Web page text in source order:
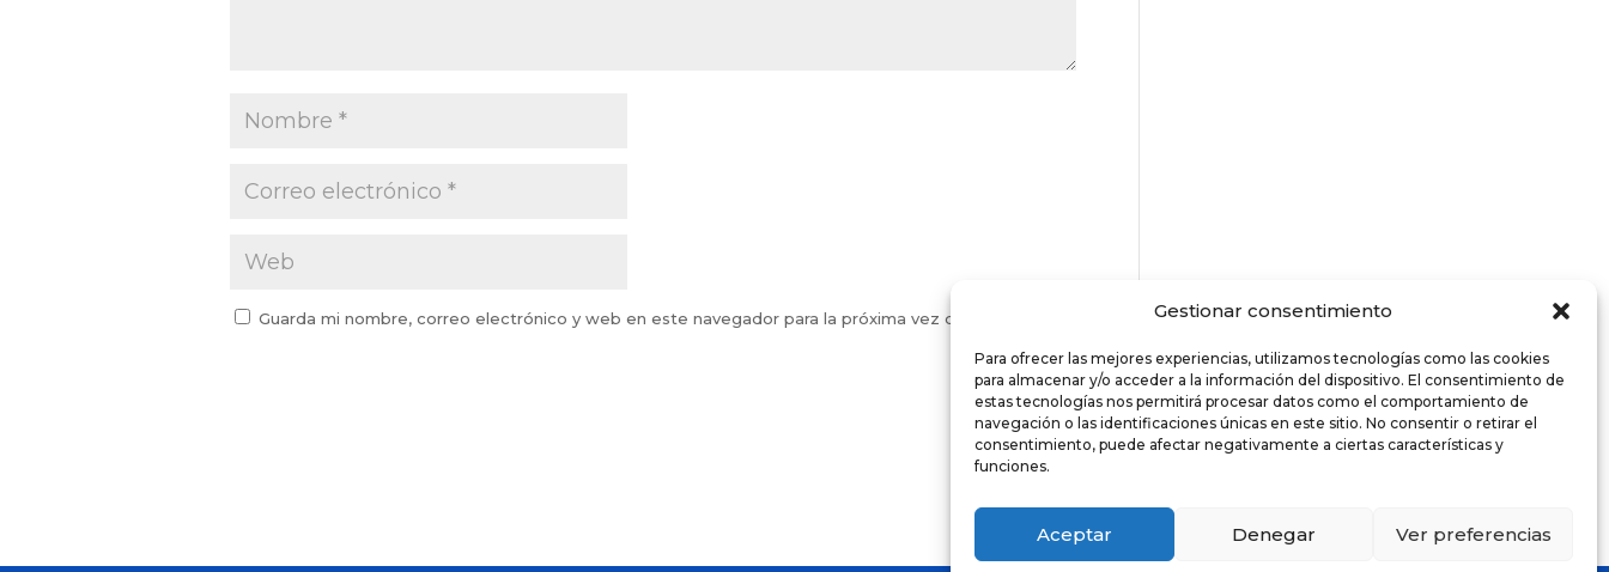
Gestionar consentimiento
Para ofrecer las mejores experiencias, utilizamos tecnologías como las cookies
para almacenar y/o acceder a la información del dispositivo. El consentimiento de
estas tecnologías nos permitirá procesar datos como el comportamiento de
navegación o las identificaciones únicas en este sitio. No consentir o retirar el
consentimiento, puede afectar negativamente a ciertas características y
funciones.
Aceptar Denegar Ver preferencias
Guarda mi nombre, correo electrónico y web en este navegador para la próxima vez que comente.